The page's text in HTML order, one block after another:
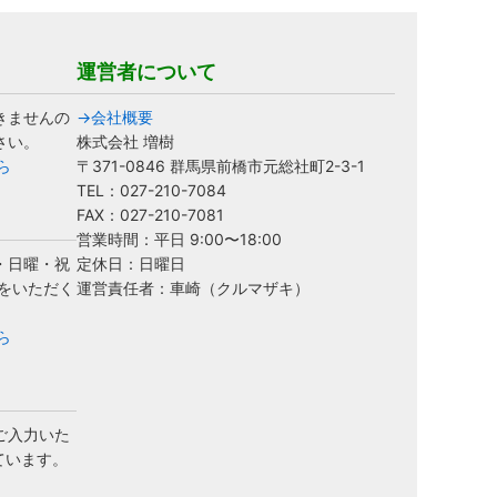
ませんの
。
日曜・祝
いただく
入力いた
ます。
運営者について
→会社概要
株式会社 増樹
〒371-0846 群馬県前橋市元総社町2-3-1
TEL：027-210-7084
FAX：027-210-7081
営業時間：平日 9:00〜18:00
定休日：日曜日
運営責任者：車崎（クルマザキ）